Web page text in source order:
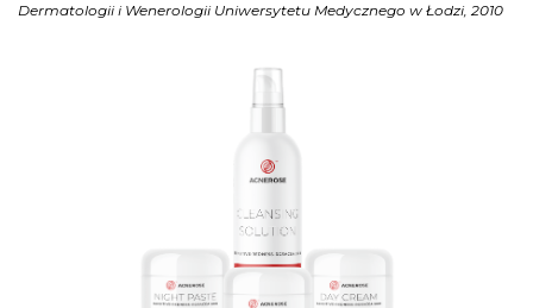
Dermatologii i Wenerologii Uniwersytetu Medycznego w Łodzi, 2010